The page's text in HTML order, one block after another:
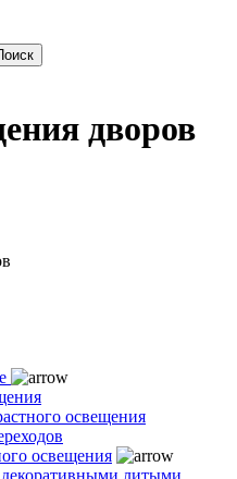
дворов
освещения
освещения
литыми